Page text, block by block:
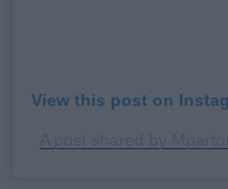
View this post on